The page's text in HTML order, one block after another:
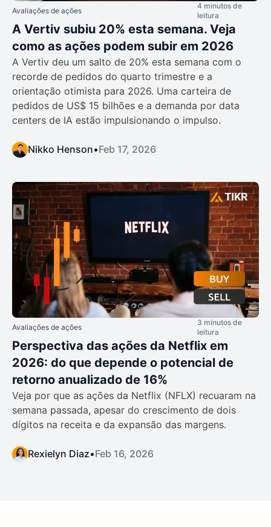
Avaliações de ações
4 minutos de
leitura
A Vertiv subiu 20% esta semana. Veja
como as ações podem subir em 2026
A Vertiv deu um salto de 20% esta semana com o
recorde de pedidos do quarto trimestre e a
orientação otimista para 2026. Uma carteira de
pedidos de US$ 15 bilhões e a demanda por data
centers de IA estão impulsionando o impulso.
Nikko Henson•Feb 17, 2026
Avaliações de ações
3 minutos de
leitura
Perspectiva das ações da Netflix em
2026: do que depende o potencial de
retorno anualizado de 16%
Veja por que as ações da Netflix (NFLX) recuaram na
semana passada, apesar do crescimento de dois
dígitos na receita e da expansão das margens.
Rexielyn Diaz•Feb 16, 2026